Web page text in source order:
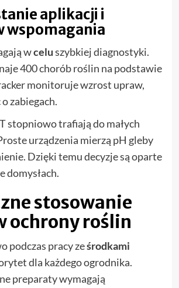
aplikacji i
wspomagania
wceluszybkiej diagnostyki.
400 chorób roślin na podstawie
monitoruje wzrost upraw,
zabiegach.
stopniowo trafiają do małych
urządzenia mierzą pH gleby
Dzięki temu decyzje są oparte
domysłach.
stosowanie
ochrony roślin
podczas pracy ześrodkami
dla każdego ogrodnika.
preparaty wymagają